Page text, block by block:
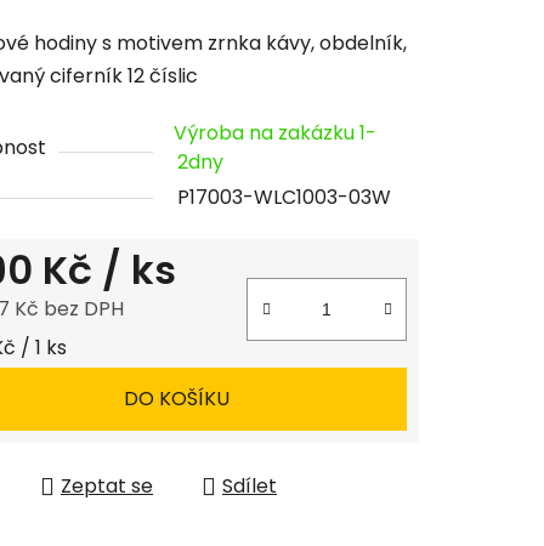
hodiny s motivem zrnka kávy, obdelník,
ciferník 12 číslic
Výroba na zakázku 1-
2dny
P17003-WLC1003-03W
Kč / ks
Kč bez DPH
cena:
/ 1 ks
DO KOŠÍKU
Zeptat se Sdílet